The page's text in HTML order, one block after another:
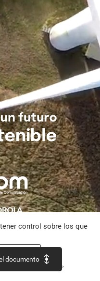
control sobre los que
Continuar sin aceptar >
un futuro
documento